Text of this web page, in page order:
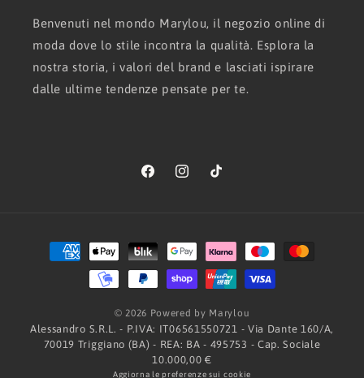
Benvenuti nel mondo Marylou, il negozio online di
moda dove lo stile incontra la qualità. Esplora la
nostra storia, i valori del brand e lasciati ispirare
dalle ultime tendenze pensate per te.
FacebookInstagramTikTok
Metodi
di
pagamento
© 2026 Powered by Marylou
Alessandro S.R.L. - P.IVA: IT06561550721 - Via Dante 160/A,
70019 Triggiano (BA) - REA: BA - 495753 - Cap. Sociale
10.000,00 €
Aggiorna le preferenze sui cookie